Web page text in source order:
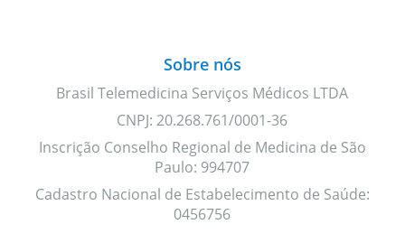
Sobre nós
Brasil Telemedicina Serviços Médicos LTDA
CNPJ: 20.268.761/0001-36
Inscrição Conselho Regional de Medicina de São
Paulo: 994707
Cadastro Nacional de Estabelecimento de Saúde:
0456756